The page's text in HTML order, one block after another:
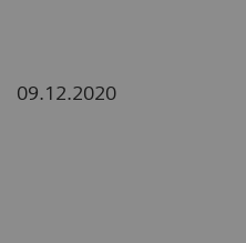
09.12.2020